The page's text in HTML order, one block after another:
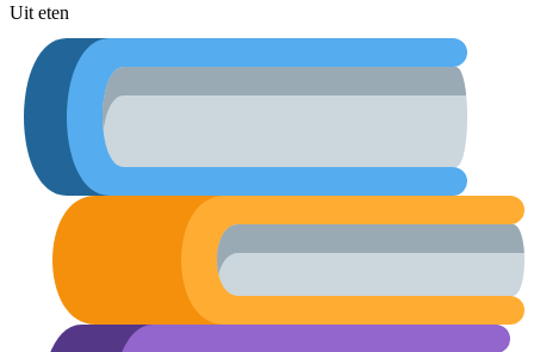
Uit eten